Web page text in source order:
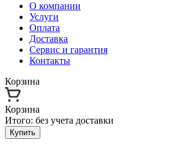
О компании
Услуги
Оплата
Доставка
Сервис и гарантия
Контакты
Корзина
Корзина
Итого: без учета доставки
Купить